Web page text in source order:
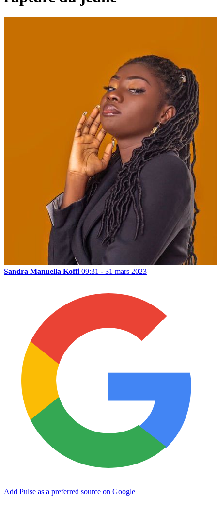
Sandra Manuella Koffi 09:31 - 31 mars 2023
Add Pulse as a preferred source on Google